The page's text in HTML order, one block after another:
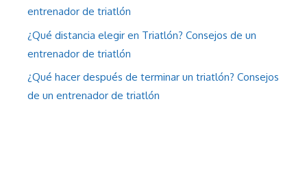
entrenador de triatlón
¿Qué distancia elegir en Triatlón? Consejos de un
entrenador de triatlón
¿Qué hacer después de terminar un triatlón? Consejos
de un entrenador de triatlón